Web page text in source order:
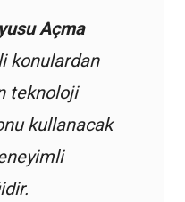
Açma
konulardan
teknoloji
kullanacak